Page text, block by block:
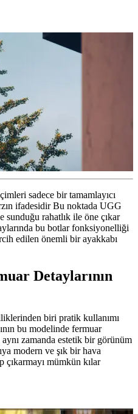
sadece bir tamamlayıcı
ifadesidir Bu noktada UGG
sunduğu rahatlık ile öne çıkar
bu botlar fonksiyonelliği
edilen önemli bir ayakkabı
Detaylarının
biri pratik kullanımı
bu modelinde fermuar
zamanda estetik bir görünüm
modern ve şık bir hava
çıkarmayı mümkün kılar